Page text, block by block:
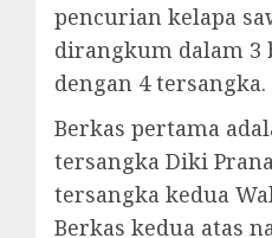
pencurian kelapa
dirangkum dalam 3
dengan 4 tersangka.
Berkas pertama
tersangka Diki
tersangka kedua
Berkas kedua atas